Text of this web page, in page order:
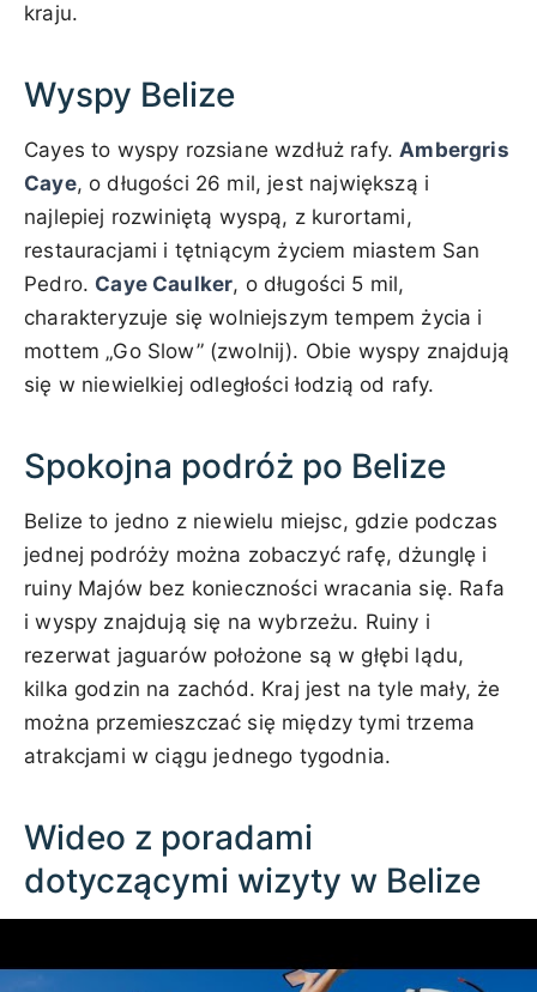
kraju.
Wyspy Belize
Cayes to wyspy rozsiane wzdłuż rafy.Ambergris
Caye, o długości 26 mil, jest największą i
najlepiej rozwiniętą wyspą, z kurortami,
restauracjami i tętniącym życiem miastem San
Pedro. Caye Caulker, o długości 5 mil,
charakteryzuje się wolniejszym tempem życia i
mottem „Go Slow” (zwolnij). Obie wyspy znajdują
się w niewielkiej odległości łodzią od rafy.
Spokojna podróż po Belize
Belize to jedno z niewielu miejsc, gdzie podczas
jednej podróży można zobaczyć rafę, dżunglę i
ruiny Majów bez konieczności wracania się. Rafa
i wyspy znajdują się na wybrzeżu. Ruiny i
rezerwat jaguarów położone są w głębi lądu,
kilka godzin na zachód. Kraj jest na tyle mały, że
można przemieszczać się między tymi trzema
atrakcjami w ciągu jednego tygodnia.
Wideo z poradami
dotyczącymi wizyty w Belize